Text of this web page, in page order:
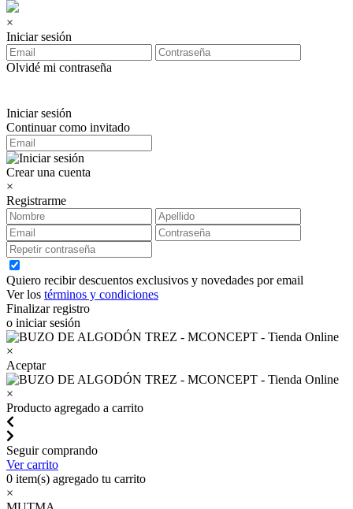
×
Iniciar sesión
Olvidé mi contraseña
Iniciar sesión
Continuar como invitado
Crear una cuenta
×
Registrarme
Quiero recibir descuentos exclusivos y novedades por email
Ver los términos y condiciones
Finalizar registro
o iniciar sesión
×
Aceptar
×
Producto agregado a carrito
Seguir comprando
Ver carrito
0 item(s) agregado tu carrito
×